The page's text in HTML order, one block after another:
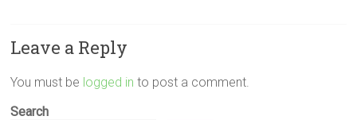
Leave a Reply
You must be logged in to post a comment.
Search